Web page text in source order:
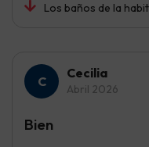
Los baños de la
Cecilia
Abril 2026
Bien